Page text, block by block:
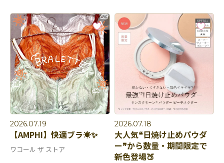
2026.07.19
【AMPHI】快適ブラ☀️✨
ワコール ザ ストア
2026.07.18
大人気❝日焼け止めパウダ
ー❞から​​​​​​​数量・期間限定で
新色登場🍑